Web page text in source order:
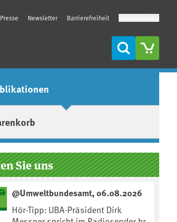
Presse Newsletter Barrierefreiheit
Suche
Sie uns
@Umweltbundesamt, 06.08.2026
Hör-Tipp: UBA-Präsident Dirk